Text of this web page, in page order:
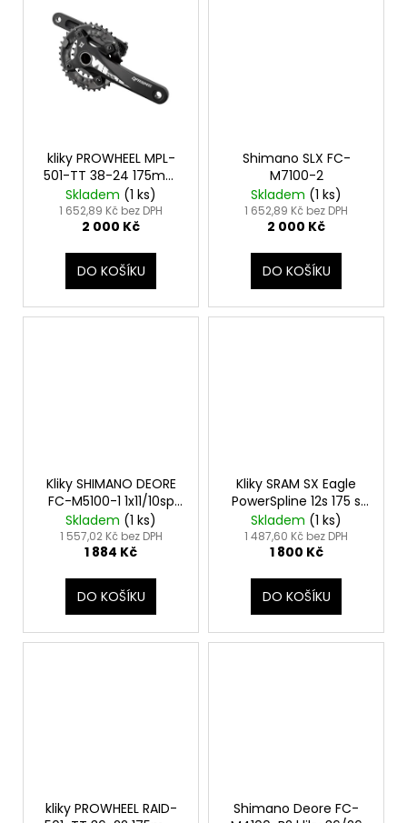
kliky PROWHEEL MPL-
501-TT 38-24 175mm
BB 10sp
Skladem (1 ks)
1 652,89 Kč bez DPH
2 000 Kč
DO KOŠÍKU
Shimano SLX FC-
M7100-2
Skladem (1 ks)
1 652,89 Kč bez DPH
2 000 Kč
DO KOŠÍKU
Kliky SHIMANO DEORE
FC-M5100-1 1x11/10sp
175mm 32T
Skladem (1 ks)
1 557,02 Kč bez DPH
1 884 Kč
DO KOŠÍKU
Kliky SRAM SX Eagle
PowerSpline 12s 175 s
Direct Mount
převodníkem 32z X-
SYNC 2 ocelový př
Skladem (1 ks)
1 487,60 Kč bez DPH
1 800 Kč
DO KOŠÍKU
kliky PROWHEEL RAID-
Shimano Deore FC-